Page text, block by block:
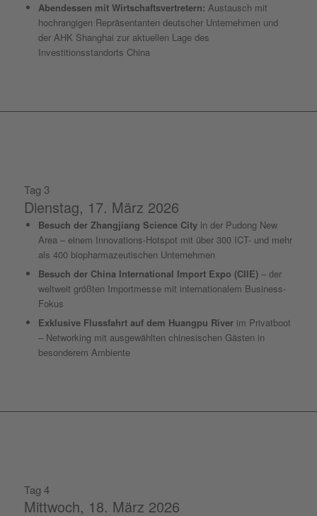
Abendessen mit Wirtschaftsvertretern: Austausch mit
hochrangigen Repräsentanten deutscher Unternehmen und
der AHK Shanghai zur aktuellen Lage des
Investitionsstandorts China
Tag 3
Dienstag, 17. März 2026
Besuch der Zhangjiang Science Cityin der Pudong New
Area – einem Innovations-Hotspot mit über 300 ICT- und mehr
als 400 biopharmazeutischen Unternehmen
Besuch der China International Import Expo (CIIE)– der
weltweit größten Importmesse mit internationalem Business-
Fokus
Exklusive Flussfahrt auf dem Huangpu Riverim Privatboot
– Networking mit ausgewählten chinesischen Gästen in
besonderem Ambiente
Tag 4
Mittwoch, 18. März 2026